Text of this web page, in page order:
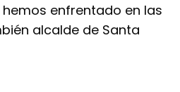
enfrentado en las
alcalde de Santa